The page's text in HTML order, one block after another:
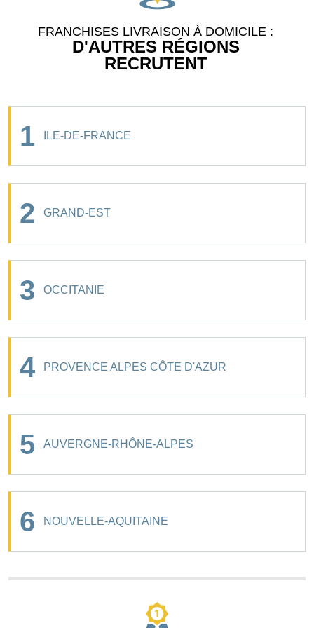
FRANCHISES LIVRAISON À DOMICILE :
D'AUTRES RÉGIONS
RECRUTENT
1 ILE-DE-FRANCE
2 GRAND-EST
3 OCCITANIE
4 PROVENCE ALPES CÔTE D'AZUR
5 AUVERGNE-RHÔNE-ALPES
6 NOUVELLE-AQUITAINE